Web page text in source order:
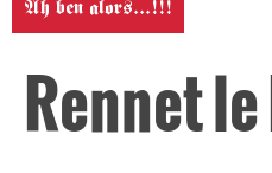
Ah ben alors...!!!
Rennet